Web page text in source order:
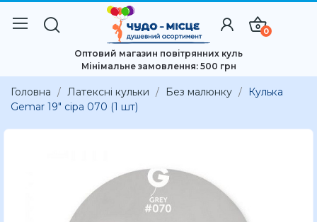
0
Оптовий магазин повітрянних куль
Мінімальне замовлення: 500 грн
Головна Латексні кульки Без малюнку
Кулька
Gemar 19″ сіра 070 (1 шт)